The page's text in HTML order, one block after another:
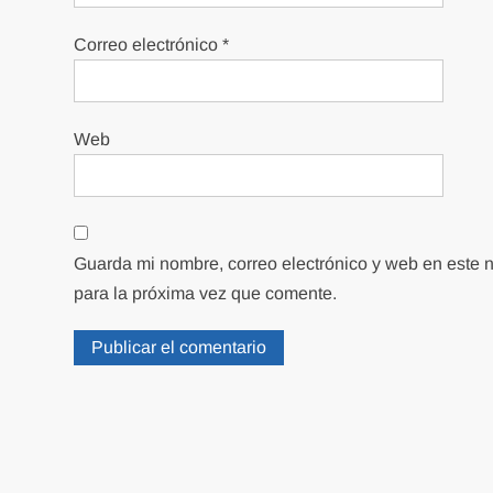
Correo electrónico*
Web
Guarda mi nombre, correo electrónico y web en este
para la próxima vez que comente.